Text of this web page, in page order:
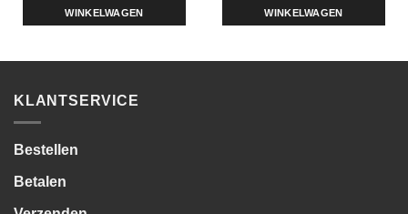
WINKELWAGEN WINKELWAGEN
KLANTSERVICE
Bestellen
Betalen